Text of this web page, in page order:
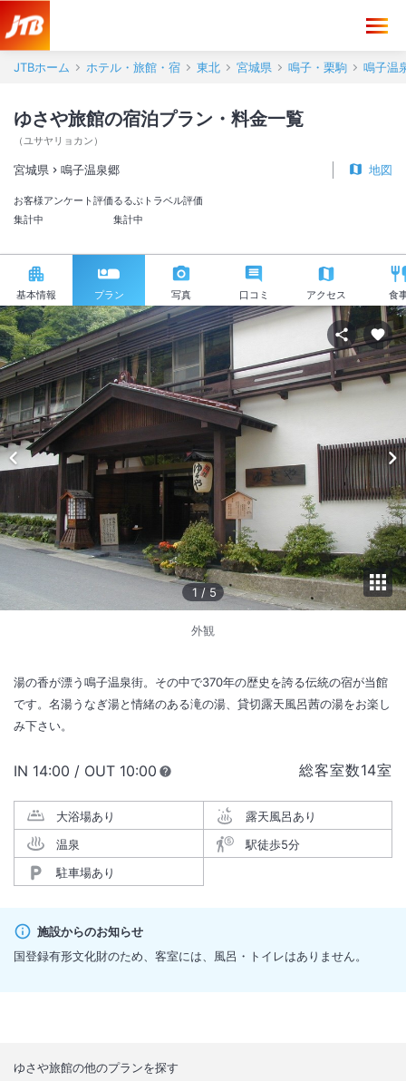
JTBホーム ホテル・旅館・宿 東北 宮城県 鳴子・栗駒 鳴子温
ゆさや旅館の宿泊プラン・料金一覧
（ユサヤリョカン ）
宮城県 鳴子温泉郷 地図
お客様アンケート評価
集計中
るるぶトラベル評価
集計中
基本情報 プラン 写真 口コミ アクセス 食
1 / 5
外観
湯の香が漂う鳴子温泉街。その中で370年の歴史を誇る伝統の宿が当館
です。名湯うなぎ湯と情緒のある滝の湯、貸切露天風呂茜の湯をお楽し
み下さい。
総客室数14室
IN チェックイン
14:00 / OUT チェックアウト
10:00
大浴場あり
露天風呂あり
温泉
駅徒歩5分
駐車場あり
施設からのお知らせ
国登録有形文化財のため、客室には、風呂・トイレはありません。
ゆさや旅館の他のプランを探す